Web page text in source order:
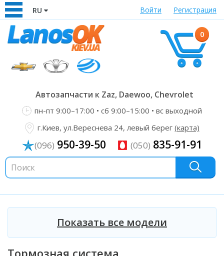
RU Войти Регистрация
0
Автозапчасти к Zaz, Daewoo, Chevrolet
пн-пт 9:00–17:00 • сб 9:00–15:00 • вс выходной
г.Киев, ул.Вереснева 24, левый берег (карта)
(096) 950-39-50 (050) 835-91-91
Показать все модели
Тормозная система